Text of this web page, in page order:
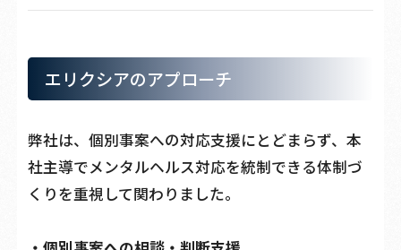
エリクシアのアプローチ
弊社は、個別事案への対応支援にとどまらず、本
社主導でメンタルヘルス対応を統制できる体制づ
くりを重視して関わりました。